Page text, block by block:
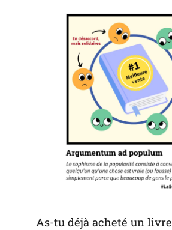
As-tu déjà acheté un livre